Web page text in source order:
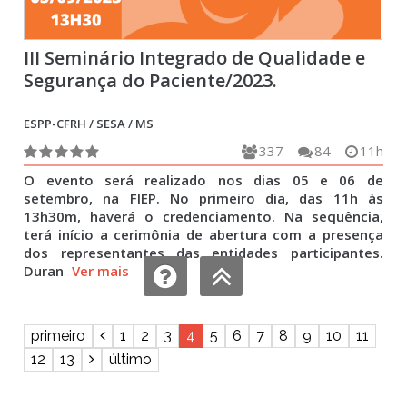
III Seminário Integrado de Qualidade e
Segurança do Paciente/2023.
ESPP-CFRH / SESA / MS
11h
84
337
O evento será realizado nos dias 05 e 06 de
setembro, na FIEP. No primeiro dia, das 11h às
13h30m, haverá o credenciamento. Na sequência,
terá início a cerimônia de abertura com a presença
dos representantes das entidades participantes.
Duran Ver mais
primeiro 1 2 3 4 5 6 7 8 9 10
11
12
13 último